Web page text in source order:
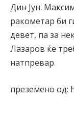
Дин Јун.
ракометар би
девет, па за
Лазаров ќе
натпревар.
преземено од: